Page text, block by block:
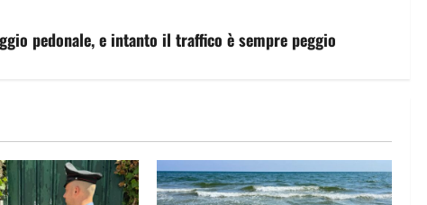
pedonale, e intanto il traffico è sempre peggio